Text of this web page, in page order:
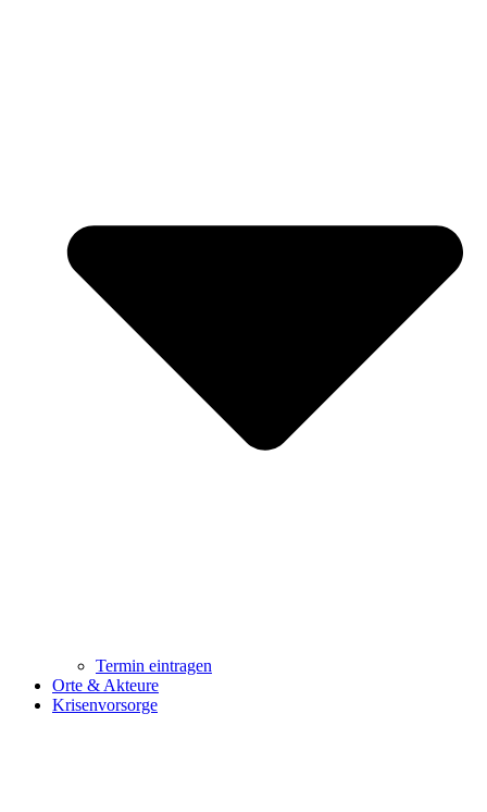
Termin eintragen
Orte & Akteure
Krisenvorsorge